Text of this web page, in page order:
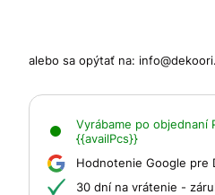
alebo sa opýtať na:
Vyrábame po objednaní
{{availPcs}}
Hodnotenie Google pre
30 dní na vrátenie -